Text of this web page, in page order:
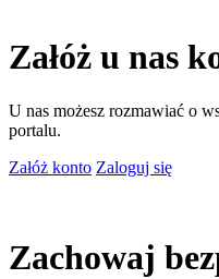
Załóż u nas
U nas możesz rozmawiać o
portalu.
Załóż konto Zaloguj się
Zachowaj